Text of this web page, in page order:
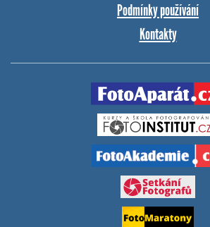
Podmínky používání
Kontakty